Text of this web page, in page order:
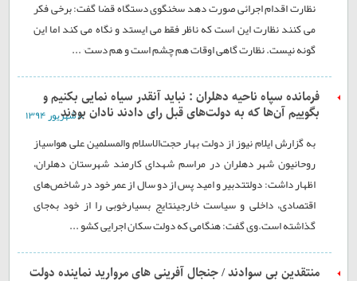
نظارت اقدام اجرائی صورت دهد سخنگوی دستگاه قضا گفت: برخی فکر
می کنند نظارت این است که ناظر فقط می ایستد و نگاه می کند اما این
گونه نيست. نظارت گاهی اوقات هم چشم است و هم دست٬ ...
فرمانده سپاه ناحیه دهلران : نباید آنقدر سیاه نمایی بکنیم و
بگوییم آن‌ها که به دولت‌های قبل رای دادند نادان بودند
۸ شهريور ۱۳۹۴
به گزارش ایلام نیوز از دولت بهار حجت‌الاسلام والمسلمین علی هواسیاز
روحانیون شهر دهلران در مراسم شهدای کارمند شهرستان دهلران،
اظهار داشت: دولتتدبیر و امید پس از دو سال از عمر خود در شاخص‌های
اقتصادی، داخلی و سیاست خارجینتایج بسیارخوبی را از خود به‌جای
گذاشته است.وی گفت: هنگامی که دولت سکان اجرایی کشو ...
منتقدین بی سوادند / جنجال آفرینی های مروارید نماینده دولت